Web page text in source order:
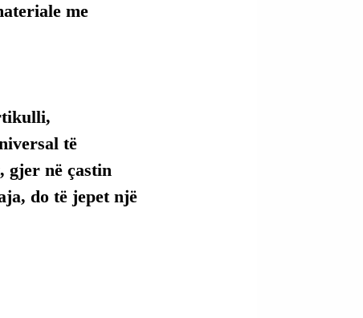
me
të
gjer në çastin
do të jepet një